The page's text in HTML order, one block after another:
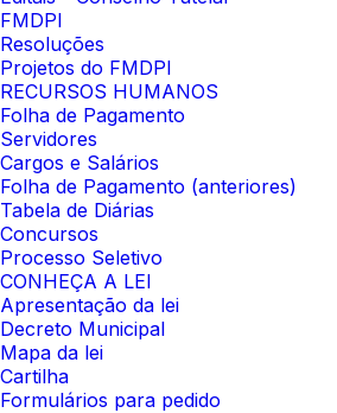
FMDPI
Resoluções
Projetos do FMDPI
RECURSOS HUMANOS
Folha de Pagamento
Servidores
Cargos e Salários
Folha de Pagamento (anteriores)
Tabela de Diárias
Concursos
Processo Seletivo
CONHEÇA A LEI
Apresentação da lei
Decreto Municipal
Mapa da lei
Cartilha
Formulários para pedido